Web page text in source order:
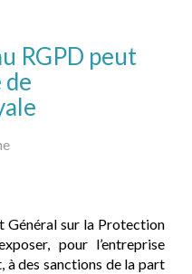
RGPD peut
Général sur la Protection
pour l’entreprise
à des sanctions de la part